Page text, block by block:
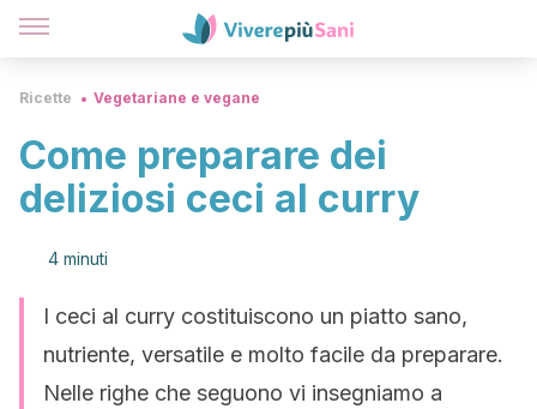
Ricette Vegetariane e vegane
Come preparare dei
deliziosi ceci al curry
4 minuti
I ceci al curry costituiscono un piatto sano,
nutriente, versatile e molto facile da preparare.
Nelle righe che seguono vi insegniamo a